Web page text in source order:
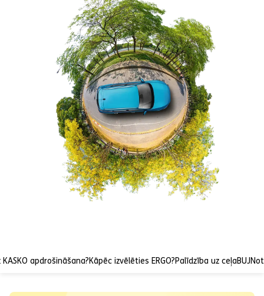
KASKO apdrošināšana?Kāpēc izvēlēties ERGO?Palīdzība uz ceļaBUJ